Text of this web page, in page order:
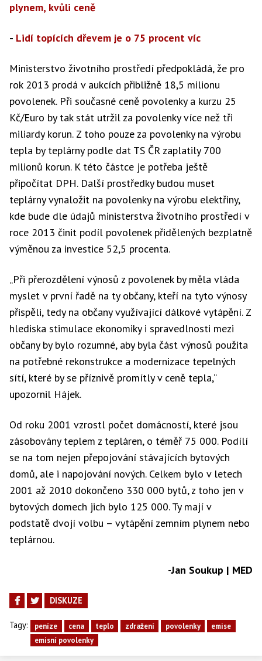
plynem, kvůli ceně
- Lidí topících dřevem je o 75 procent víc
Ministerstvo životního prostředí předpokládá, že pro
rok 2013 prodá v aukcích přibližně 18,5 milionu
povolenek. Při současné ceně povolenky a kurzu 25
Kč/Euro by tak stát utržil za povolenky více než tři
miliardy korun. Z toho pouze za povolenky na výrobu
tepla by teplárny podle dat TS ČR zaplatily 700
milionů korun. K této částce je potřeba ještě
připočítat DPH. Další prostředky budou muset
teplárny vynaložit na povolenky na výrobu elektřiny,
kde bude dle údajů ministerstva životního prostředí v
roce 2013 činit podíl povolenek přidělených bezplatně
výměnou za investice 52,5 procenta.
„Při přerozdělení výnosů z povolenek by měla vláda
myslet v první řadě na ty občany, kteří na tyto výnosy
přispěli, tedy na občany využívající dálkové vytápění. Z
hlediska stimulace ekonomiky i spravedlnosti mezi
občany by bylo rozumné, aby byla část výnosů použita
na potřebné rekonstrukce a modernizace tepelných
sítí, které by se příznivě promítly v ceně tepla,“
upozornil Hájek.
Od roku 2001 vzrostl počet domácností, které jsou
zásobovány teplem z tepláren, o téměř 75 000. Podílí
se na tom nejen přepojování stávajících bytových
domů, ale i napojování nových. Celkem bylo v letech
2001 až 2010 dokončeno 330 000 bytů, z toho jen v
bytových domech jich bylo 125 000. Ty mají v
podstatě dvojí volbu – vytápění zemním plynem nebo
teplárnou.
-Jan Soukup | MED
DISKUZE
Tagy: peníze cena teplo zdražení povolenky
emise
emisní povolenky